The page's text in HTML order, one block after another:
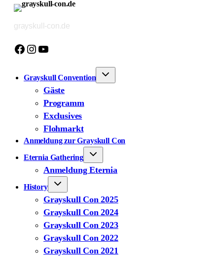
Zum
springen
grayskull-con.de
Facebook
Instagram
YouTube
Grayskull Convention
Gäste
Programm
Exclusives
Flohmarkt
Anmeldung zur Grayskull Con
Eternia Gathering
Anmeldung Eternia
History
Grayskull Con 2025
Grayskull Con 2024
Grayskull Con 2023
Grayskull Con 2022
Grayskull Con 2021